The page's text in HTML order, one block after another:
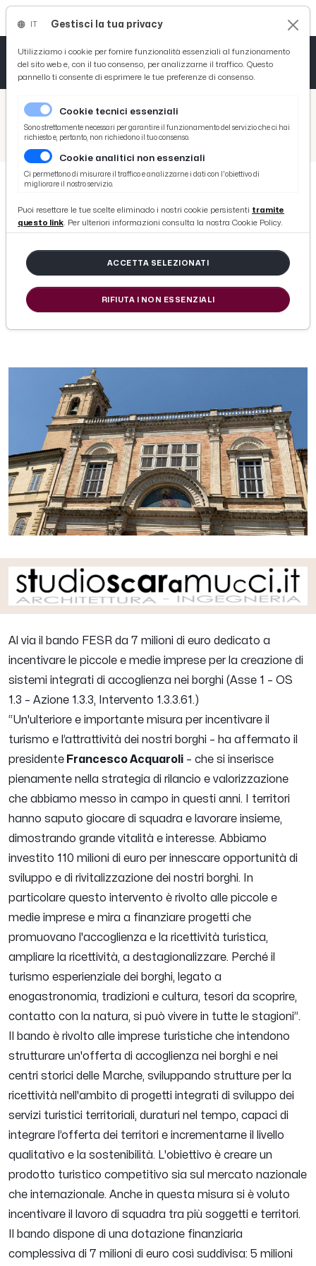
/ Picenotime
/ News
Turismo Marche, al via il bando da 7 milioni per l'accoglienza e la ricettività nei borghi
Turismo Marche, al via il bando da
7 milioni per l'accoglienza e la
ricettività nei borghi
di Redazione Picenotime
Al via il bando FESR da 7 milioni di euro dedicato a
incentivare le piccole e medie imprese per la creazione di
sistemi integrati di accoglienza nei borghi (Asse 1 – OS
1.3 – Azione 1.3.3, Intervento 1.3.3.61.)
“Un'ulteriore e importante misura per incentivare il
turismo e l’attrattività dei nostri borghi – ha affermato il
presidente Francesco Acquaroli – che si inserisce
pienamente nella strategia di rilancio e valorizzazione
che abbiamo messo in campo in questi anni. I territori
hanno saputo giocare di squadra e lavorare insieme,
dimostrando grande vitalità e interesse. Abbiamo
investito 110 milioni di euro per innescare opportunità di
sviluppo e di rivitalizzazione dei nostri borghi. In
particolare questo intervento è rivolto alle piccole e
medie imprese e mira a finanziare progetti che
promuovano l'accoglienza e la ricettività turistica,
ampliare la ricettività, a destagionalizzare. Perché il
turismo esperienziale dei borghi, legato a
enogastronomia, tradizioni e cultura, tesori da scoprire,
contatto con la natura, si può vivere in tutte le stagioni”.
Il bando è rivolto alle imprese turistiche che intendono
strutturare un'offerta di accoglienza nei borghi e nei
centri storici delle Marche, sviluppando strutture per la
ricettività nell'ambito di progetti integrati di sviluppo dei
servizi turistici territoriali, duraturi nel tempo, capaci di
integrare l’offerta dei territori e incrementarne il livello
qualitativo e la sostenibilità. L'obiettivo è creare un
prodotto turistico competitivo sia sul mercato nazionale
che internazionale. Anche in questa misura si è voluto
incentivare il lavoro di squadra tra più soggetti e territori.
Il bando dispone di una dotazione finanziaria
complessiva di 7 milioni di euro così suddivisa: 5 milioni
Gestisci la tua privacy
Utilizziamo i cookie per fornire funzionalità essenziali al funzionamento
del sito web e, con il tuo consenso, per analizzarne il traffico. Questo
pannello ti consente di esprimere le tue preferenze di consenso.
Cookie tecnici essenziali
Sono strettamente necessari per garantire il funzionamento del servizio che ci hai
richiesto e, pertanto, non richiedono il tuo consenso.
Cookie analitici non essenziali
Ci permettono di misurare il traffico e analizzarne i dati con l'obiettivo di
migliorare il nostro servizio.
Puoi resettare le tue scelte eliminado i nostri cookie persistenti tramite
questo link. Per ulteriori informazioni consulta la nostra Cookie Policy.
ACCETTA SELEZIONATI
RIFIUTA I NON ESSENZIALI
Tutto News
Tutto Sport
Basket
Ciclismo
Tutto Curiosità